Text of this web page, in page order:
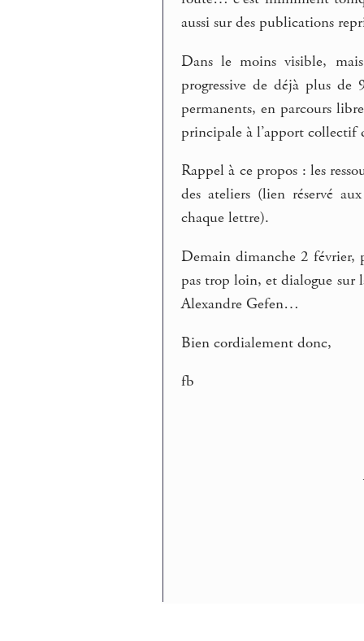
aussi sur des publications
Dans le moins visible,
progressive de déjà plus de
permanents, en parcours
principale à l’apport collectif
Rappel à ce propos : les
des ateliers (lien réservé
chaque lettre).
Demain dimanche 2 février,
pas trop loin, et dialogue sur
Alexandre Gefen…
Bien cordialement donc,
fb